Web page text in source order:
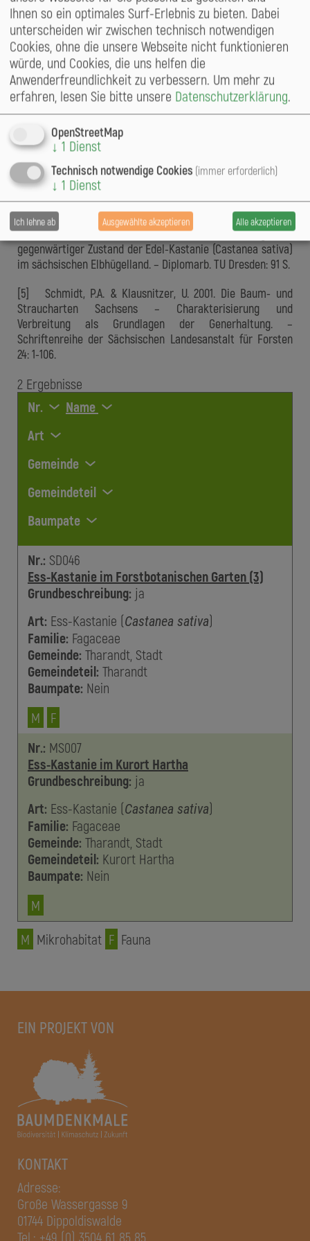
Quellen:
[1] Botacci, A. 1998. Castanea sativa Miller, 1768 –
Enzyklopädie der Holzgewächse 14. Erg.Lfg. 12/98: 1-10.
[2] Bouffier, V.A. 2019. Historische und rezente
Naturdenkmale, Baumgruppen und Alleen der Edel-Kastanie
(Castanea sativa Mill.) – Baum des Jahres 2018 – in
Deutschland. – Mitteilungen der Deutschen
Dendrologischen Gesellschaft 104: 65-84.
[3] Gawantka, L. 2022. Ausbreitungspotential der
Esskastanie (Castanea sativa Mill.) auf einer Probefläche im
Tharandter Wald. – Masterarb. TU Dresden: 66 S.
[4] Krahn, S. 2011. Historische Entwicklung und
gegenwärtiger Zustand der Edel-Kastanie (Castanea sativa)
im sächsischen Elbhügelland. – Diplomarb. TU Dresden: 91 S.
[5] Schmidt, P.A. & Klausnitzer, U. 2001. Die Baum- und
Straucharten Sachsens – Charakterisierung und
Verbreitung als Grundlagen der Generhaltung. –
Schriftenreihe der Sächsischen Landesanstalt für Forsten
24: 1-106.
2 Ergebnisse
Nr.
Name
Art
Gemeinde
Gemeindeteil
Baumpate
Nr.: SD046
Ess-Kastanie im Forstbotanischen Garten (3)
Grundbeschreibung: ja
Art: Ess-Kastanie (Castanea sativa)
Familie: Fagaceae
Gemeinde: Tharandt, Stadt
Gemeindeteil: Tharandt
Baumpate: Nein
M
F
Nr.: MS007
Ess-Kastanie im Kurort Hartha
Grundbeschreibung: ja
Art: Ess-Kastanie (Castanea sativa)
Familie: Fagaceae
Gemeinde: Tharandt, Stadt
Gemeindeteil: Kurort Hartha
Baumpate: Nein
M
M Mikrohabitat F Fauna
EIN PROJEKT VON
KONTAKT
Adresse:
Große Wassergasse 9
01744 Dippoldiswalde
Tel.: +49 (0) 3504 61 85 85
Ihnen so ein optimales Surf-Erlebnis zu bieten. Dabei
unterscheiden wir zwischen technisch notwendigen
Cookies, ohne die unsere Webseite nicht funktionieren
würde, und Cookies, die uns helfen die
Anwenderfreundlichkeit zu verbessern. Um mehr zu
erfahren, lesen Sie bitte unsere Datenschutzerklärung.
OpenStreetMap
↓ 1 Dienst
Technisch notwendige Cookies (immer erforderlich)
↓ 1 Dienst
Ich lehne ab Ausgewählte akzeptieren Alle akzeptieren